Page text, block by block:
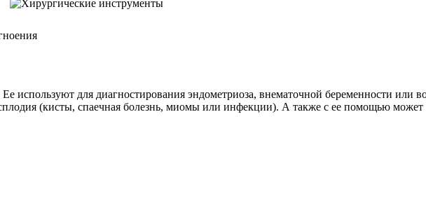
используют для диагностирования эндометриоза, внематочной беременности или
(кисты, спаечная болезнь, миомы или инфекции). А также с ее помощью может